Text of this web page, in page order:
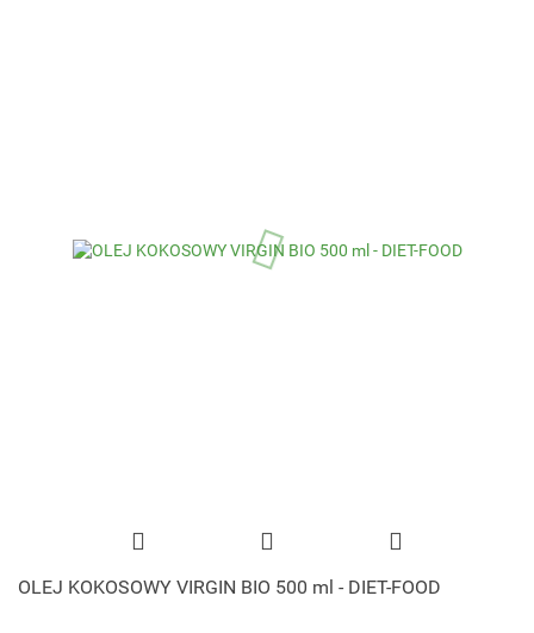
OLEJ KOKOSOWY VIRGIN BIO 500 ml - DIET-FOOD